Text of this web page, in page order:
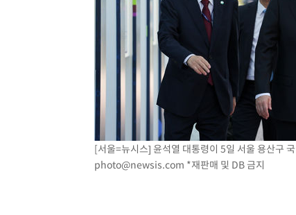
[서울=뉴시스] 윤석열 대통령이 5일 서울 용산구
photo@newsis.com *재판매 및 DB 금지